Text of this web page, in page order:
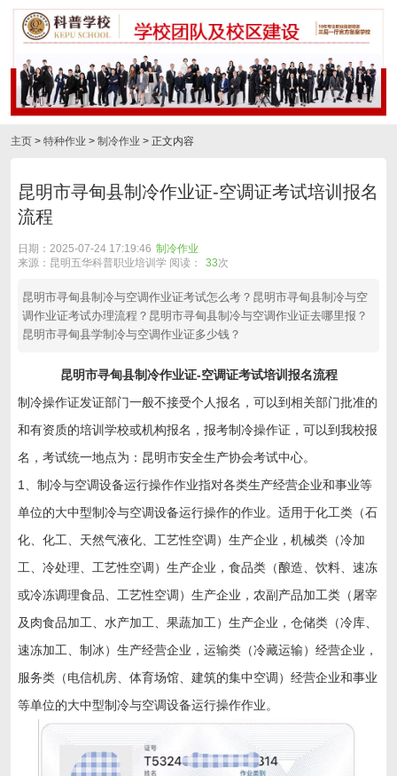
主页 > 特种作业 > 制冷作业 > 正文内容
昆明市寻甸县制冷作业证-空调证考试培训报名
流程
日期：2025-07-24 17:19:46 制冷作业
来源：昆明五华科普职业培训学 阅读：
33次
昆明市寻甸县制冷与空调作业证考试怎么考？昆明市寻甸县制冷与空
调作业证考试办理流程？昆明市寻甸县制冷与空调作业证去哪里报？
昆明市寻甸县学制冷与空调作业证多少钱？
昆明市寻甸县制冷作业证-空调证考试培训报名流程
制冷操作证发证部门一般不接受个人报名，可以到相关部门批准的
和有资质的培训学校或机构报名，报考制冷操作证，可以到我校报
名，考试统一地点为：昆明市安全生产协会考试中心。
1、制冷与空调设备运行操作作业指对各类生产经营企业和事业等
单位的大中型制冷与空调设备运行操作的作业。适用于化工类（石
化、化工、天然气液化、工艺性空调）生产企业，机械类（冷加
工、冷处理、工艺性空调）生产企业，食品类（酿造、饮料、速冻
或冷冻调理食品、工艺性空调）生产企业，农副产品加工类（屠宰
及肉食品加工、水产加工、果蔬加工）生产企业，仓储类（冷库、
速冻加工、制冰）生产经营企业，运输类（冷藏运输）经营企业，
服务类（电信机房、体育场馆、建筑的集中空调）经营企业和事业
等单位的大中型制冷与空调设备运行操作作业。